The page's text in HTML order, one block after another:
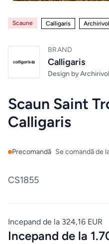
de
Mese
CATEGORII
casă
Scaune Calligaris
BRAND
Calligaris
Design by
Scaun Saint
Calligaris
Precomandă Se comandă de
CS1855
Incepand de la 324,16 EUR
Incepand de la